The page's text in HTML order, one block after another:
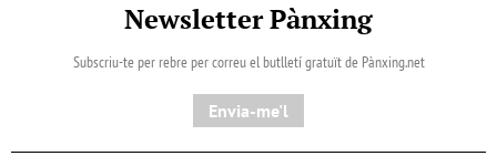
Newsletter Pànxing
Subscriu-te per rebre per correu el butlletí gratuït de Pànxing.net​
Envia-me'l